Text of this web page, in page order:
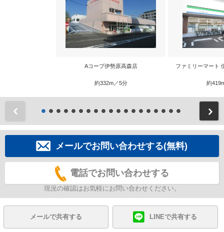
Aコープ伊勢原高森店
約332m／5分
ファミリーマート
約
メールでお問い合わせする(無料)
電話でお問い合わせする
現況の確認はお気軽にお問い合わせください。
メールで共有する LINEで共有する